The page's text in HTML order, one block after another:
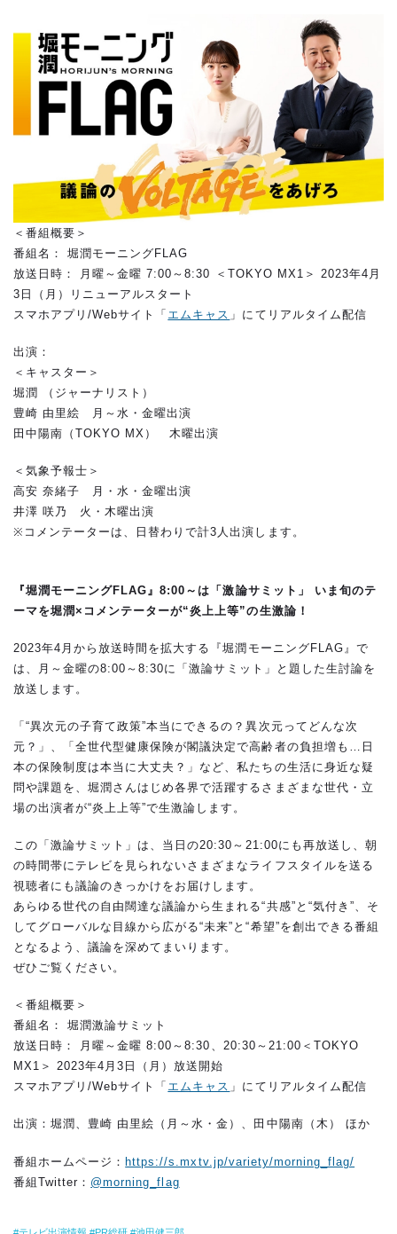
＜番組概要＞
番組名： 堀潤モーニングFLAG
放送日時： 月曜～金曜 7:00～8:30 ＜TOKYO MX1＞ 2023年4月
3日（月）リニューアルスタート
スマホアプリ/Webサイト「 エムキャス 」にてリアルタイム配信
出演：
＜キャスター＞
堀潤 （ジャーナリスト）
豊崎 由里絵 月～水・金曜出演
田中陽南（TOKYO MX） 木曜出演
＜気象予報士＞
高安 奈緒子 月・水・金曜出演
井澤 咲乃 火・木曜出演
※コメンテーターは、日替わりで計3人出演します。
『堀潤モーニングFLAG』8:00～は「激論サミット」 いま旬のテ
ーマを堀潤×コメンテーターが“炎上上等”の生激論！
2023年4月から放送時間を拡大する『堀潤モーニングFLAG』で
は、月～金曜の8:00～8:30に「激論サミット」と題した生討論を
放送します。
「“異次元の子育て政策”本当にできるの？異次元ってどんな次
元？」、「全世代型健康保険が閣議決定で高齢者の負担増も…日
本の保険制度は本当に大丈夫？」など、私たちの生活に身近な疑
問や課題を、堀潤さんはじめ各界で活躍するさまざまな世代・立
場の出演者が“炎上上等”で生激論します。
この「激論サミット」は、当日の20:30～21:00にも再放送し、朝
の時間帯にテレビを見られないさまざまなライフスタイルを送る
視聴者にも議論のきっかけをお届けします。
あらゆる世代の自由闊達な議論から生まれる“共感”と“気付き”、そ
してグローバルな目線から広がる“未来”と“希望”を創出できる番組
となるよう、議論を深めてまいります。
ぜひご覧ください。
＜番組概要＞
番組名： 堀潤激論サミット
放送日時： 月曜～金曜 8:00～8:30、20:30～21:00＜TOKYO
MX1＞ 2023年4月3日（月）放送開始
スマホアプリ/Webサイト「 エムキャス 」にてリアルタイム配信
出演：堀潤、豊崎 由里絵（月～水・金）、田中陽南（木） ほか
番組ホームページ：https://s.mxtv.jp/variety/morning_flag/
番組Twitter： @morning_flag